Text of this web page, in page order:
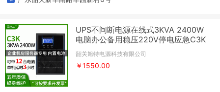
UPS不间断电源在线式3KVA 2400W
电脑办公备用稳压220V停电应急C3K
韶关旭特电源科技有限公司
￥1550.00